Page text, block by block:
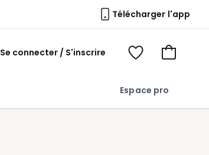
Télécharger l'app
Espace pro
Se connecter / S'inscrire
Mon
Voir
Voir